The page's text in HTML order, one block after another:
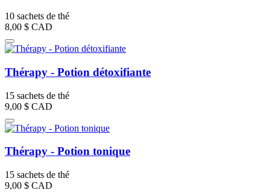
10 sachets de thé
8,00 $ CAD
Thérapy - Potion détoxifiante
15 sachets de thé
9,00 $ CAD
Thérapy - Potion tonique
15 sachets de thé
9,00 $ CAD